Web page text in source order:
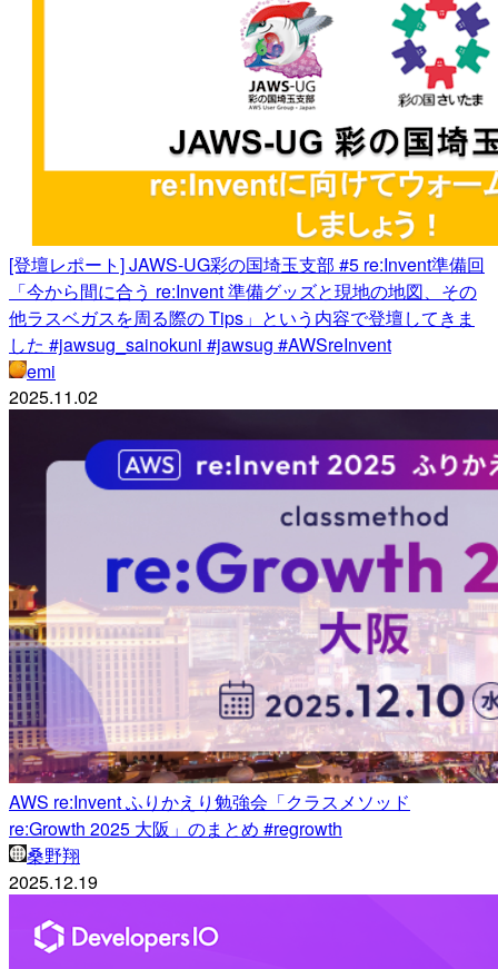
[登壇レポート] JAWS-UG彩の国埼玉支部 #5 re:Invent準備回
「今から間に合う re:Invent 準備グッズと現地の地図、その
他ラスベガスを周る際の Tips」という内容で登壇してきま
した #jawsug_sainokuni #jawsug #AWSreInvent
emi
2025.11.02
AWS re:Invent ふりかえり勉強会「クラスメソッド
re:Growth 2025 大阪」のまとめ #regrowth
桑野翔
2025.12.19